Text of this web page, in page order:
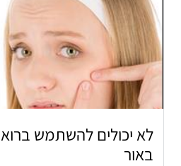
לא יכולים להשתמש
באור